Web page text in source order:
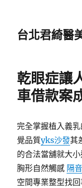
台北君綺醫
乾眼症讓
車借款案
完全掌握植入義
覺品質yks沙發其
的合法當舖就大
胸形自然觸感 隔
空間專業整型找